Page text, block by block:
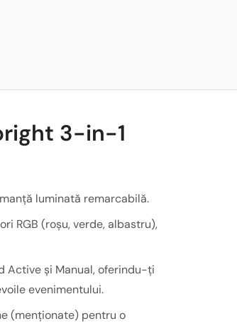
3-in-1
luminată remarcabilă.
RGB (roșu, verde, albastru),
Active și Manual, oferindu-ți
evenimentului.
(menționate) pentru o